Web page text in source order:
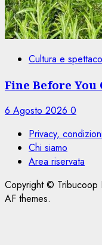
Cultura e
Fine Before You
6 Agosto 2026 0
Privacy,
Chi siamo
Area riservata
Copyright ©
AF themes.